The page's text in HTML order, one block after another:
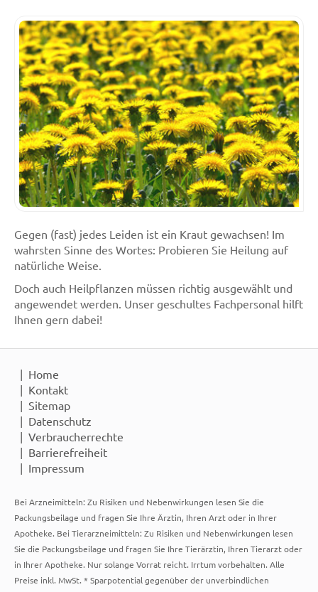
Gegen (fast) jedes Leiden ist ein Kraut gewachsen! Im
wahrsten Sinne des Wortes: Probieren Sie Heilung auf
natürliche Weise.
Doch auch Heilpflanzen müssen richtig ausgewählt und
angewendet werden. Unser geschultes Fachpersonal hilft
Ihnen gern dabei!
Home
Kontakt
Sitemap
Datenschutz
Verbraucherrechte
Barrierefreiheit
Impressum
Bei Arzneimitteln: Zu Risiken und Nebenwirkungen lesen Sie die
Packungsbeilage und fragen Sie Ihre Ärztin, Ihren Arzt oder in Ihrer
Apotheke. Bei Tierarzneimitteln: Zu Risiken und Nebenwirkungen lesen
Sie die Packungsbeilage und fragen Sie Ihre Tierärztin, Ihren Tierarzt oder
in Ihrer Apotheke. Nur solange Vorrat reicht. Irrtum vorbehalten. Alle
Preise inkl. MwSt. * Sparpotential gegenüber der unverbindlichen